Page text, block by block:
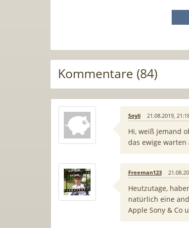
Kommentare (84)
Soyli 21.08.2019,
Hi, weiß jemand
das ewige warten
Freeman123
Heutzutage,
natürlich eine
Apple Sony & Co